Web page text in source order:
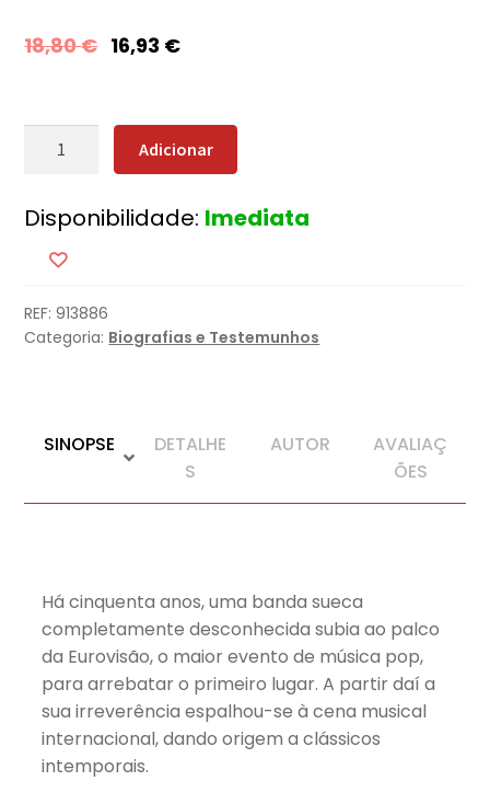
18,80€ 16,93 €
Quantidade
My!
história
dos
ABBA
que
revolucionaram
Adicionar
Disponibilidade: Imediata
REF:913886
Categoria: Biografias e Testemunhos
SINOPSE
DETALHE
S
AUTOR
AVALIAÇ
ÕES
Há cinquenta anos, uma banda sueca
completamente desconhecida subia ao palco
da Eurovisão, o maior evento de música pop,
para arrebatar o primeiro lugar. A partir daí a
sua irreverência espalhou-se à cena musical
internacional, dando origem a clássicos
intemporais.